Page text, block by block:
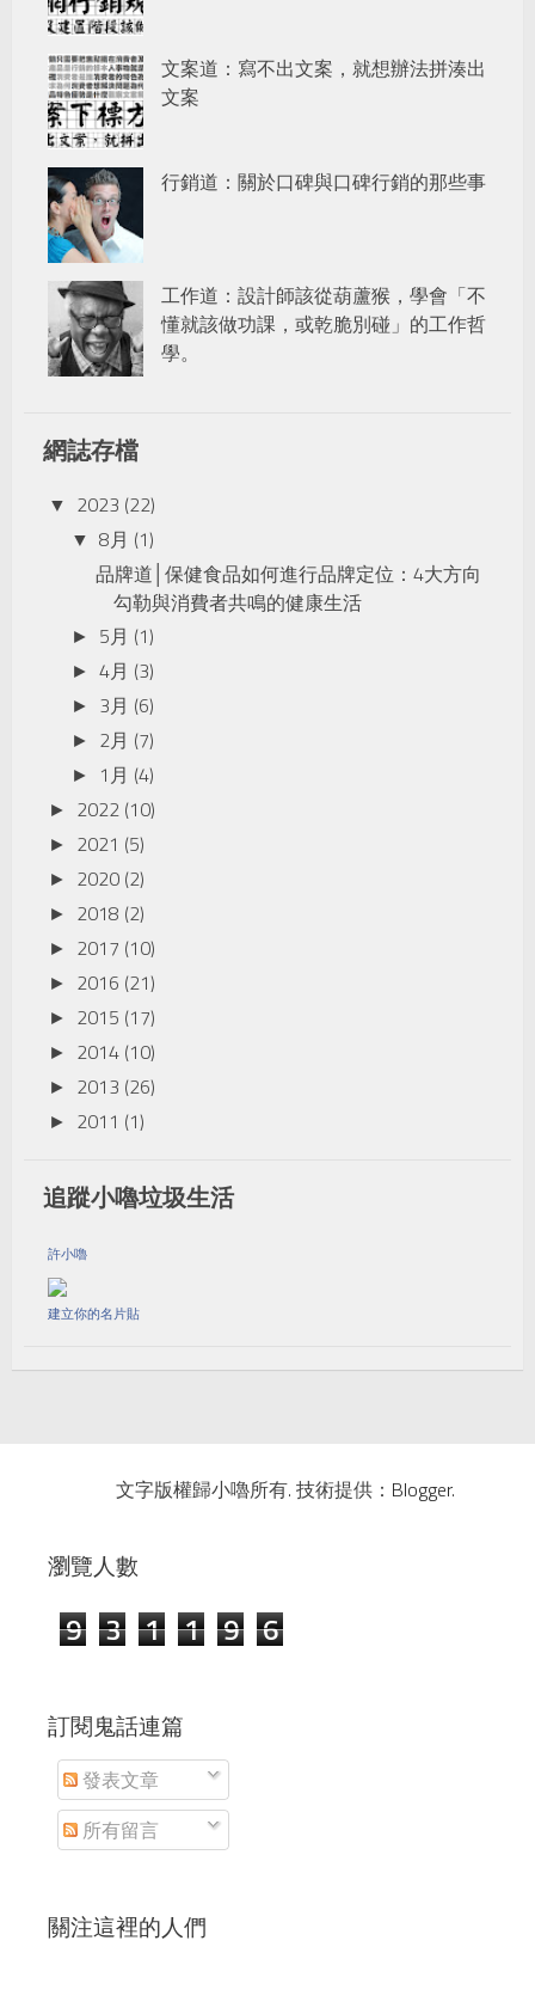
文案道：寫不出文案，就想辦法拼湊出
文案
行銷道：關於口碑與口碑行銷的那些事
工作道：設計師該從葫蘆猴，學會「不
懂就該做功課，或乾脆別碰」的工作哲
學。
網誌存檔
▼ 2023 (22)
▼ 8月 (1)
品牌道│保健食品如何進行品牌定位：4大方向
勾勒與消費者共鳴的健康生活
► 5月 (1)
►4月 (3)
► 3月 (6)
► 2月 (7)
► 1月 (4)
► 2022 (10)
► 2021 (5)
► 2020 (2)
► 2018 (2)
► 2017 (10)
► 2016 (21)
► 2015 (17)
► 2014 (10)
► 2013 (26)
► 2011 (1)
追蹤小嚕垃圾生活
許小嚕
建立你的名片貼
文字版權歸小嚕所有. 技術提供： Blogger.
瀏覽人數
9 3 1 1 9 6
訂閱鬼話連篇
發表文章
所有留言
關注這裡的人們